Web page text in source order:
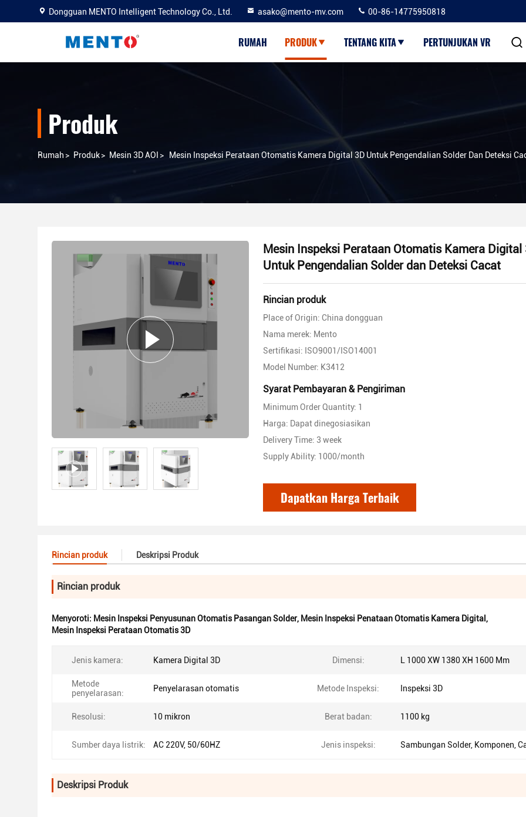
Dongguan MENTO Intelligent Technology Co., Ltd. asako@mento-mv.com 00-86-14775950818
RUMAH PRODUK TENTANG KITA PERTUNJUKAN VR
Produk
Rumah > Produk> Mesin 3D AOI > Mesin Inspeksi Perataan Otomatis Kamera Digital 3D Untuk Pengendalian Solder Dan Deteksi
Mesin Inspeksi Perataan Otomatis Kamera Digital
Untuk Pengendalian Solder dan Deteksi Cacat
Rincian produk
Place of Origin: China dongguan
Nama merek: Mento
Sertifikasi: ISO9001/ISO14001
Model Number: K3412
Syarat Pembayaran & Pengiriman
Minimum Order Quantity: 1
Harga: Dapat dinegosiasikan
Delivery Time: 3 week
Supply Ability: 1000/month
Dapatkan Harga Terbaik
Rincian produk Deskripsi Produk
Rincian produk
Menyoroti: Mesin Inspeksi Penyusunan Otomatis Pasangan Solder, Mesin Inspeksi Penataan Otomatis Kamera Digital ,
Mesin Inspeksi Perataan Otomatis 3D
Jenis kamera: Kamera Digital 3D Dimensi: L 1000 XW 1380 XH 1600 Mm
Metode
penyelarasan:
Penyelarasan otomatis Metode Inspeksi: Inspeksi 3D
Resolusi: 10 mikron Berat badan: 1100 kg
Sumber daya listrik: AC 220V, 50/60HZ Jenis inspeksi: Sambungan Solder, Komponen,
Deskripsi Produk